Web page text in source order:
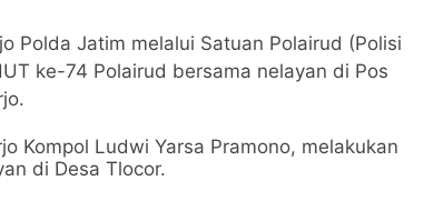
Polda Jatim melalui Satuan Polairud (Polisi
ke-74 Polairud bersama nelayan di Pos
Kompol Ludwi Yarsa Pramono, melakukan
di Desa Tlocor.